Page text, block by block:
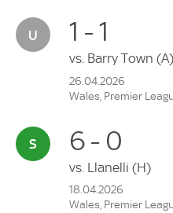
1 - 1
vs. Barry Town (A)
26.04.2026
Wales, Premier
6 - 0
vs. Llanelli (H)
18.04.2026
Wales, Premier